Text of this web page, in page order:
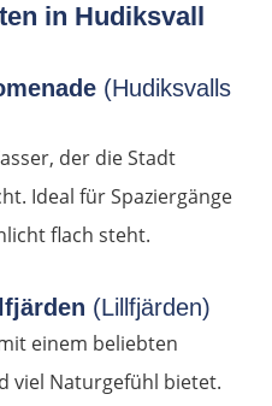
in Hudiksvall
(Hudiksvalls
der die Stadt
Ideal für Spaziergänge
flach steht.
(Lillfjärden)
einem beliebten
viel Naturgefühl bietet.